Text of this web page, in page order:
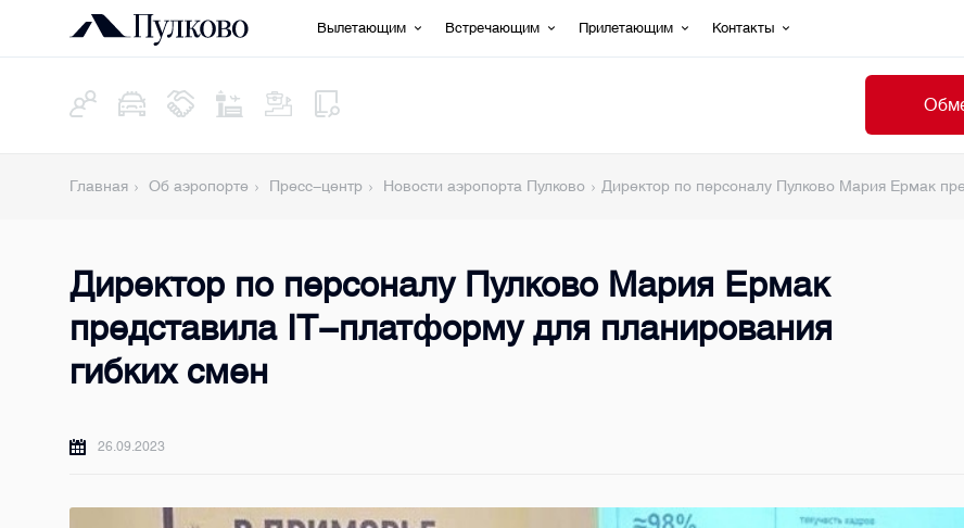
Вылетающим Встречающим Прилетающим Контакты
Главная Об аэропорте Пресс-центр Новости аэропорта Пулково Директор по персоналу Пулково Мария Ермак
Директор по персоналу Пулково Мария Ермак
представила IT-платформу для планирования
гибких смен
26.09.2023